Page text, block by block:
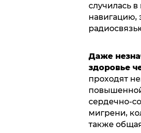
случилась
навигацию,
Даже
здоровье
проходят
сердечно-
мигрени,
также общая